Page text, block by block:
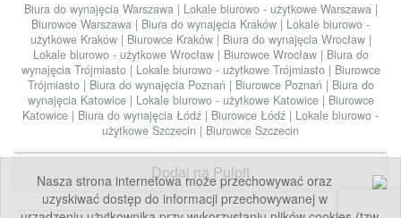
Nasza strona internetowa może przechowywać oraz
uzyskiwać dostęp do informacji przechowywanej w
Biura do wynajęcia Warszawa | Lokale biurowo - użytkowe Warszawa |
Biurowce Warszawa | Biura do wynajęcia Kraków | Lokale biurowo -
użytkowe Kraków | Biurowce Kraków | Biura do wynajęcia Wrocław |
Lokale biurowo - użytkowe Wrocław | Biurowce Wrocław | Biura do
wynajęcia Trójmiasto | Lokale biurowo - użytkowe Trójmiasto | Biurowce
Trójmiasto | Biura do wynajęcia Poznań | Biurowce Poznań | Biura do
wynajęcia Katowice | Lokale biurowo - użytkowe Katowice | Biurowce
Katowice | Biura do wynajęcia Łódź | Biurowce Łódź | Lokale biurowo -
użytkowe Szczecin | Biurowce Szczecin
Dodaj na Pulpit